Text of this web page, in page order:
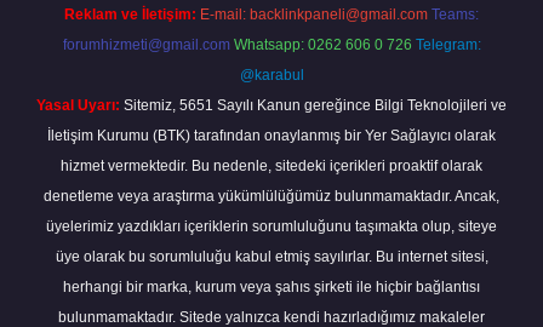
Reklam ve İletişim: E-mail: backlinkpaneli@gmail.com Teams:
forumhizmeti@gmail.com Whatsapp: 0262 606 0 726 Telegram:
@karabul
Yasal Uyarı: Sitemiz, 5651 Sayılı Kanun gereğince Bilgi Teknolojileri ve
İletişim Kurumu (BTK) tarafından onaylanmış bir Yer Sağlayıcı olarak
hizmet vermektedir. Bu nedenle, sitedeki içerikleri proaktif olarak
denetleme veya araştırma yükümlülüğümüz bulunmamaktadır. Ancak,
üyelerimiz yazdıkları içeriklerin sorumluluğunu taşımakta olup, siteye
üye olarak bu sorumluluğu kabul etmiş sayılırlar. Bu internet sitesi,
herhangi bir marka, kurum veya şahıs şirketi ile hiçbir bağlantısı
bulunmamaktadır. Sitede yalnızca kendi hazırladığımız makaleler